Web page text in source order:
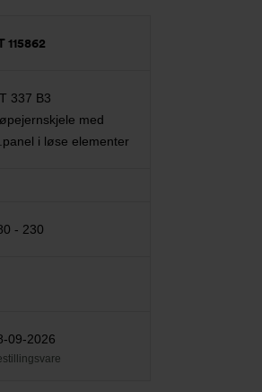
115862
337 B3
med
i løse elementer
- 230
09-2026